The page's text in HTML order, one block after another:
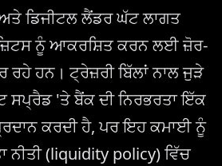
ਡਿਜੀਟਲ ਲੈਂਡਰ ਘੱਟ ਲਾਗਤ
ਨੂੰ ਆਕਰਸ਼ਿਤ ਕਰਨ ਲਈ ਜ਼ੋਰ-
ਰਹੇ ਹਨ। ਟ੍ਰੇਜ਼ਰੀ ਬਿੱਲਾਂ ਨਾਲ ਜੁੜੇ
ਸਪ੍ਰੈਡ 'ਤੇ ਬੈਂਕ ਦੀ ਨਿਰਭਰਤਾ ਇੱਕ
ਕਰਦੀ ਹੈ, ਪਰ ਇਹ ਕਮਾਈ ਨੂੰ
ਨੀਤੀ (liquidity policy) ਵਿੱਚ